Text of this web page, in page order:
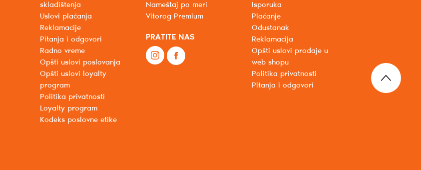
skladištenja
Uslovi plaćanja
Reklamacije
Pitanja i odgovori
Radno vreme
Opšti uslovi poslovanja
Opšti uslovi loyalty
program
Politika privatnosti
Loyalty program
Kodeks poslovne etike
Nameštaj po meri
Vitorog Premium
PRATITE NAS
Isporuka
Plaćanje
Odustanak
Reklamacija
Opšti uslovi prodaje u
web shopu
Politika privatnosti
Pitanja i odgovori